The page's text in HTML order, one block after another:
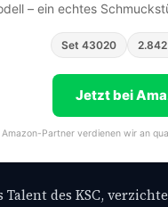
– ein echtes
Set 43020
Jetzt bei
Partner verdienen wir an
des KSC,